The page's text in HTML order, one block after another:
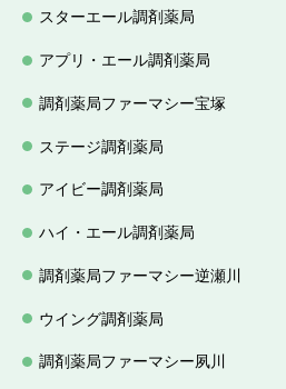
スターエール調剤薬局
アプリ・エール調剤薬局
調剤薬局ファーマシー宝塚
ステージ調剤薬局
アイビー調剤薬局
ハイ・エール調剤薬局
調剤薬局ファーマシー逆瀬川
ウイング調剤薬局
調剤薬局ファーマシー夙川